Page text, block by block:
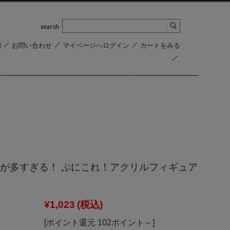
お問い合わせ マイページへログイン カートをみる
多すぎる！ ぷにこれ！アクリルフィギュア
¥1,023 (税込)
[ポイント還元 102ポイント～]